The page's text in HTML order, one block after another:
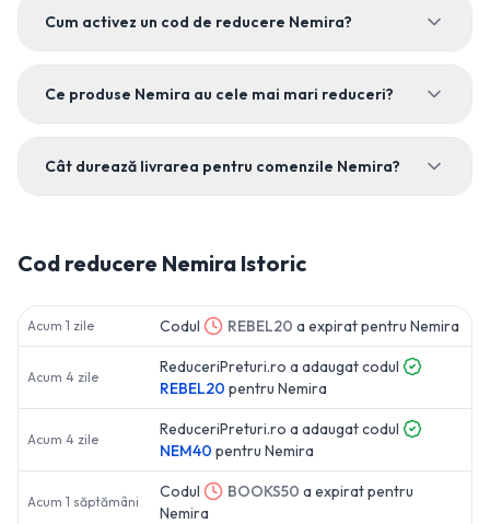
Cum activez un cod de reducere Nemira?
Ce produse Nemira au cele mai mari reduceri?
Cât durează livrarea pentru comenzile Nemira?
Cod reducere Nemira Istoric
Acum 1 zile Codul REBEL20 a expirat pentru Nemira
Acum 4 zile
ReduceriPreturi.ro a adaugat codul
REBEL20 pentru Nemira
Acum 4 zile
ReduceriPreturi.ro a adaugat codul
NEM40 pentru Nemira
Acum 1 săptămâni
Codul BOOKS50 a expirat pentru
Nemira